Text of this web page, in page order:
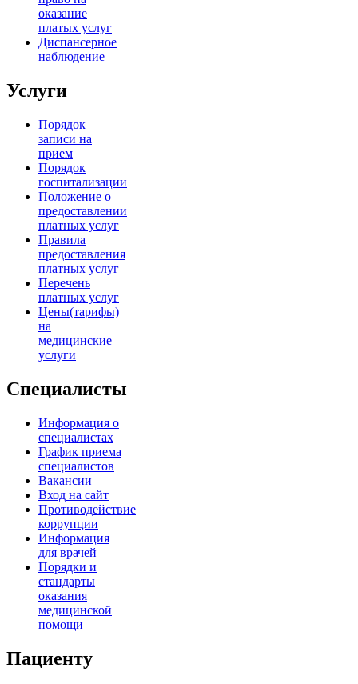
оказание
платых услуг
Диспансерное
наблюдение
Услуги
Порядок
записи на
прием
Порядок
госпитализации
Положение о
предоставлении
платных услуг
Правила
предоставления
платных услуг
Перечень
платных услуг
Цены(тарифы)
на
медицинские
услуги
Специалисты
Информация о
специалистах
График приема
специалистов
Вакансии
Вход на сайт
Противодействие
коррупции
Информация
для врачей
Порядки и
стандарты
оказания
медицинской
помощи
Пациенту